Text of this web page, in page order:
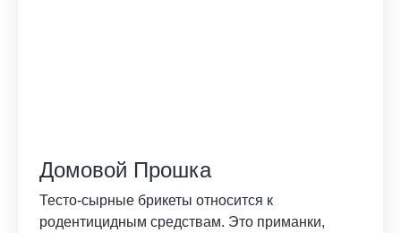
Домовой Прошка
Тесто-сырные брикеты относится к
родентицидным средствам. Это приманки,